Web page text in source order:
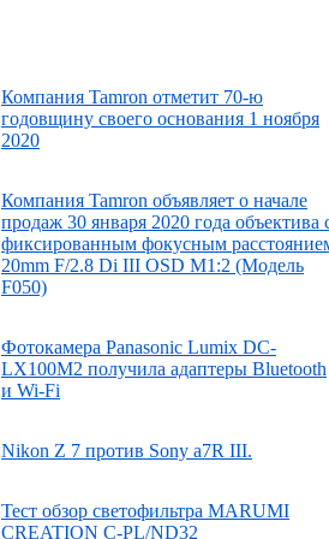
Компания Tamron отметит 70-ю
годовщину своего основания 1 ноября
2020
Компания Tamron объявляет о начале
продаж 30 января 2020 года объектива
фиксированным фокусным
20mm F/2.8 Di III OSD M1:2 (Модель
F050)
Фотокамера Panasonic Lumix DC-
LX100M2 получила адаптеры Bluetooth
и Wi-Fi
Nikon Z 7 против Sony a7R III.
Тест обзор светофильтра MARUMI
CREATION C-PL/ND32